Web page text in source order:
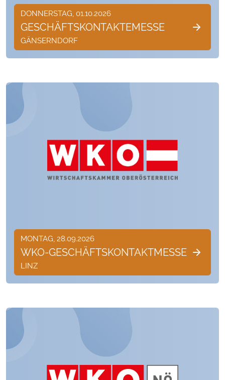
DONNERSTAG, 01.10.2026
GESCHÄFTSKONTAKTEMESSE
GÄNSERNDORF
MONTAG, 28.09.2026
WKO-GESCHÄFTSKONTAKTMESSE
LINZ